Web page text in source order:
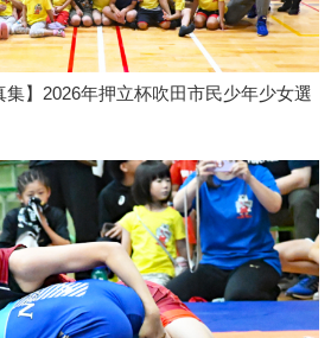
集】2026年押立杯吹田市民少年少女選